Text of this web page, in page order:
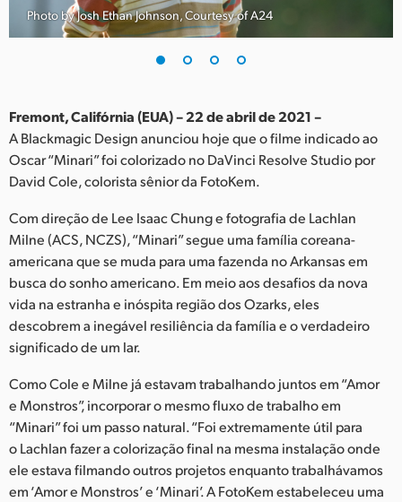
Finland
Hong Kong SAR, China
Japan
Korea
Mexico
Netherlands
New Zealand
Norway
Photo by Josh Ethan Johnson, Courtesy of A24
Fremont, Califórnia (EUA) – 22 de abril de 2021 –
A Blackmagic Design anunciou hoje que o filme indicado ao
Oscar “Minari” foi colorizado no DaVinci Resolve Studio por
David Cole, colorista sênior da FotoKem.
Com direção de Lee Isaac Chung e fotografia de Lachlan
Milne (ACS, NCZS), “Minari” segue uma família coreana-
americana que se muda para uma fazenda no Arkansas em
busca do sonho americano. Em meio aos desafios da nova
vida na estranha e inóspita região dos Ozarks, eles
descobrem a inegável resiliência da família e o verdadeiro
significado de um lar.
Como Cole e Milne já estavam trabalhando juntos em “Amor
e Monstros”, incorporar o mesmo fluxo de trabalho em
“Minari” foi um passo natural. “Foi extremamente útil para
o Lachlan fazer a colorização final na mesma instalação onde
ele estava filmando outros projetos enquanto trabalhávamos
em ‘Amor e Monstros’ e ‘Minari’. A FotoKem estabeleceu uma